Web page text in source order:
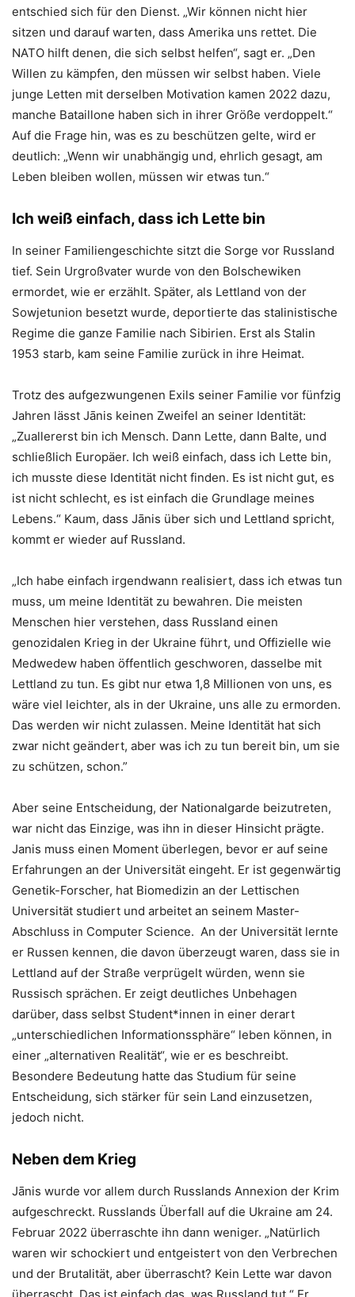
entschied sich für den Dienst. „Wir können nicht hier
sitzen und darauf warten, dass Amerika uns rettet. Die
NATO hilft denen, die sich selbst helfen“, sagt er. „Den
Willen zu kämpfen, den müssen wir selbst haben. Viele
junge Letten mit derselben Motivation kamen 2022 dazu,
manche Bataillone haben sich in ihrer Größe verdoppelt.“
Auf die Frage hin, was es zu beschützen gelte, wird er
deutlich: „Wenn wir unabhängig und, ehrlich gesagt, am
Leben bleiben wollen, müssen wir etwas tun.“
Ich weiß einfach, dass ich Lette bin
In seiner Familiengeschichte sitzt die Sorge vor Russland
tief. Sein Urgroßvater wurde von den Bolschewiken
ermordet, wie er erzählt. Später, als Lettland von der
Sowjetunion besetzt wurde, deportierte das stalinistische
Regime die ganze Familie nach Sibirien. Erst als Stalin
1953 starb, kam seine Familie zurück in ihre Heimat.
Trotz des aufgezwungenen Exils seiner Familie vor fünfzig
Jahren lässt Jānis keinen Zweifel an seiner Identität:
„Zuallererst bin ich Mensch. Dann Lette, dann Balte, und
schließlich Europäer. Ich weiß einfach, dass ich Lette bin,
ich musste diese Identität nicht finden. Es ist nicht gut, es
ist nicht schlecht, es ist einfach die Grundlage meines
Lebens.“ Kaum, dass Jānis über sich und Lettland spricht,
kommt er wieder auf Russland.
„Ich habe einfach irgendwann realisiert, dass ich etwas tun
muss, um meine Identität zu bewahren. Die meisten
Menschen hier verstehen, dass Russland einen
genozidalen Krieg in der Ukraine führt, und Offizielle wie
Medwedew haben öffentlich geschworen, dasselbe mit
Lettland zu tun. Es gibt nur etwa 1,8 Millionen von uns, es
wäre viel leichter, als in der Ukraine, uns alle zu ermorden.
Das werden wir nicht zulassen. Meine Identität hat sich
zwar nicht geändert, aber was ich zu tun bereit bin, um sie
zu schützen, schon.”
Aber seine Entscheidung, der Nationalgarde beizutreten,
war nicht das Einzige, was ihn in dieser Hinsicht prägte.
Janis muss einen Moment überlegen, bevor er auf seine
Erfahrungen an der Universität eingeht. Er ist gegenwärtig
Genetik-Forscher, hat Biomedizin an der Lettischen
Universität studiert und arbeitet an seinem Master-
Abschluss in Computer Science. An der Universität lernte
er Russen kennen, die davon überzeugt waren, dass sie in
Lettland auf der Straße verprügelt würden, wenn sie
Russisch sprächen. Er zeigt deutliches Unbehagen
darüber, dass selbst Student*innen in einer derart
„unterschiedlichen Informationssphäre“ leben können, in
einer „alternativen Realität“, wie er es beschreibt.
Besondere Bedeutung hatte das Studium für seine
Entscheidung, sich stärker für sein Land einzusetzen,
jedoch nicht.
Neben dem Krieg
Jānis wurde vor allem durch Russlands Annexion der Krim
aufgeschreckt. Russlands Überfall auf die Ukraine am 24.
Februar 2022 überraschte ihn dann weniger. „Natürlich
waren wir schockiert und entgeistert von den Verbrechen
und der Brutalität, aber überrascht? Kein Lette war davon